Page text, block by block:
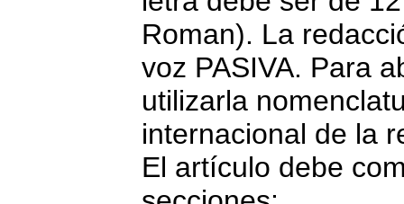
Roman). La
voz PASIVA. Para
utilizarla
internacional de la
El artículo debe